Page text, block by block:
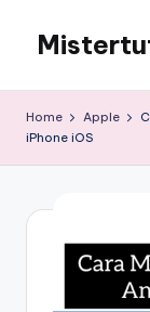
content
Android
Home Apple
iPhone iOS